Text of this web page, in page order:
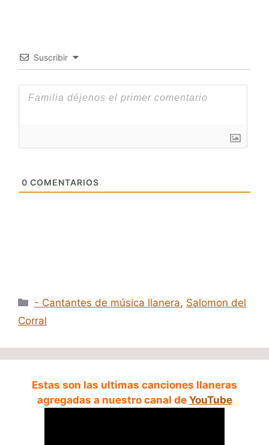
Suscribir
0 COMENTARIOS
Categorías
- Cantantes de música llanera, Salomon del
Corral
Estas son las ultimas canciones llaneras
agregadas a nuestro canal de YouTube